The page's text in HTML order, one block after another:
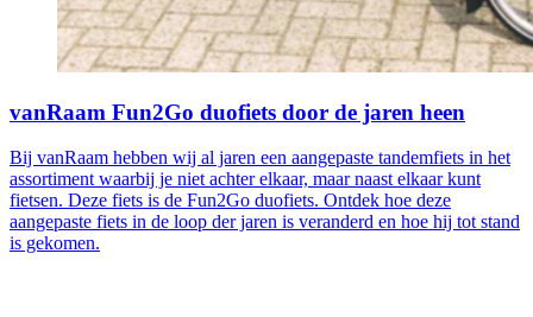
vanRaam Fun2Go duofiets door de jaren heen
Bij vanRaam hebben wij al jaren een aangepaste tandemfiets in het
assortiment waarbij je niet achter elkaar, maar naast elkaar kunt
fietsen. Deze fiets is de Fun2Go duofiets. Ontdek hoe deze
aangepaste fiets in de loop der jaren is veranderd en hoe hij tot stand
is gekomen.